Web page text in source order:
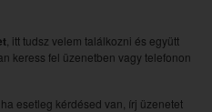
, itt tudsz velem találkozni és együtt
keress fel üzenetben vagy telefonon
esetleg kérdésed van, írj üzenetet